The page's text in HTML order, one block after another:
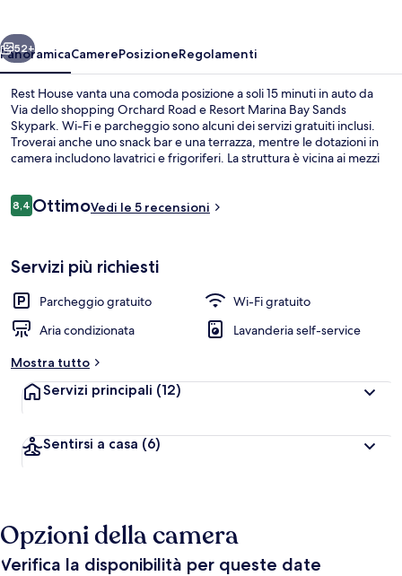
Avanti
52+
PanoramicaCamerePosizioneRegolamenti
Rest House vanta una comoda posizione a soli 15 minuti in auto da
Via dello shopping Orchard Road e Resort Marina Bay Sands
Skypark. Wi-Fi e parcheggio sono alcuni dei servizi gratuiti inclusi.
Troverai anche uno snack bar e una terrazza, mentre le dotazioni in
camera includono lavatrici e frigoriferi. La struttura è vicina ai mezzi
Recensioni
8,48,4 su 10
OttimoVedi le 5 recensioni
Servizi più richiesti
Parcheggio gratuito
Wi-Fi gratuito
Aria condizionata
Lavanderia self-service
Mostra tutto
Servizi principali (12)
Sentirsi a casa (6)
Opzioni della camera
Verifica la disponibilità per queste date